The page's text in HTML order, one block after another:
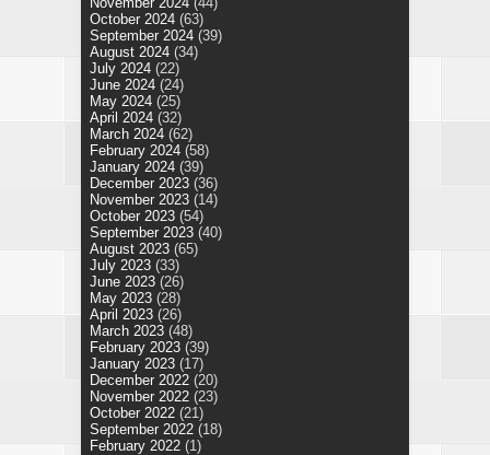
October 2024 (63)
September 2024 (39)
August 2024 (34)
July 2024 (22)
June 2024 (24)
May 2024 (25)
April 2024 (32)
March 2024 (62)
February 2024 (58)
January 2024 (39)
December 2023 (36)
November 2023 (14)
October 2023 (54)
September 2023 (40)
August 2023 (65)
July 2023 (33)
June 2023 (26)
May 2023 (28)
April 2023 (26)
March 2023 (48)
February 2023 (39)
January 2023 (17)
December 2022 (20)
November 2022 (23)
October 2022 (21)
September 2022 (18)
February 2022 (1)